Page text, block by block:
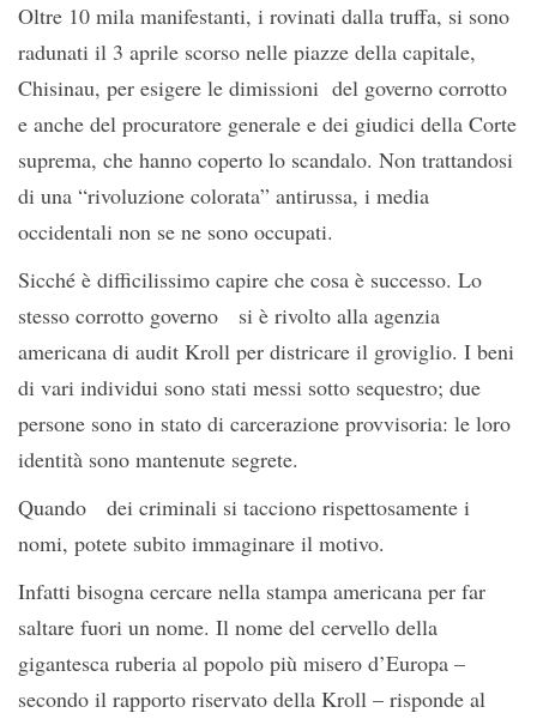
Oltre 10 mila manifestanti, i rovinati dalla truffa, si sono
radunati il 3 aprile scorso nelle piazze della capitale,
Chisinau, per esigere le dimissioni del governo corrotto
e anche del procuratore generale e dei giudici della Corte
suprema, che hanno coperto lo scandalo. Non trattandosi
di una “rivoluzione colorata” antirussa, i media
occidentali non se ne sono occupati.
Sicché è difficilissimo capire che cosa è successo. Lo
stesso corrotto governo si è rivolto alla agenzia
americana di audit Kroll per districare il groviglio. I beni
di vari individui sono stati messi sotto sequestro; due
persone sono in stato di carcerazione provvisoria: le loro
identità sono mantenute segrete.
Quando dei criminali si tacciono rispettosamente i
nomi, potete subito immaginare il motivo.
Infatti bisogna cercare nella stampa americana per far
saltare fuori un nome. Il nome del cervello della
gigantesca ruberia al popolo più misero d’Europa –
secondo il rapporto riservato della Kroll – risponde al